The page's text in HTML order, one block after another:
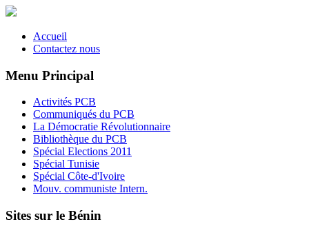
Accueil
Contactez nous
Menu Principal
Activités PCB
Communiqués du PCB
La Démocratie Révolutionnaire
Bibliothèque du PCB
Spécial Elections 2011
Spécial Tunisie
Spécial Côte-d'Ivoire
Mouv. communiste Intern.
Sites sur le Bénin